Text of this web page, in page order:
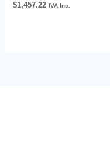
$1,457.22 IVA Inc.